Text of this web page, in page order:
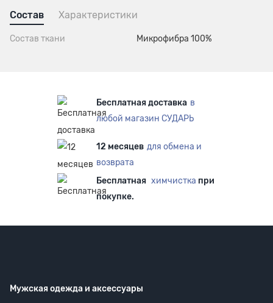
Состав Характеристики
Состав ткани Микрофибра 100%
Бесплатная доставка в
любой магазин СУДАРЬ
12 месяцев для обмена и
возврата
Бесплатная химчистка при
покупке.
Мужская одежда и аксессуары